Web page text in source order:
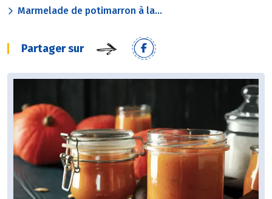
Marmelade de potimarron à la...
Partager sur